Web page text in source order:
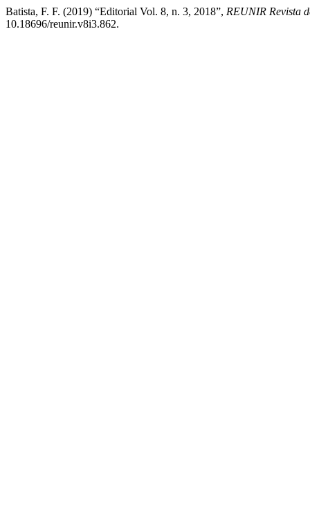
Batista, F. F. (2019) “Editorial Vol. 8, n. 3, 2018”, REUNIR Revista
10.18696/reunir.v8i3.862.